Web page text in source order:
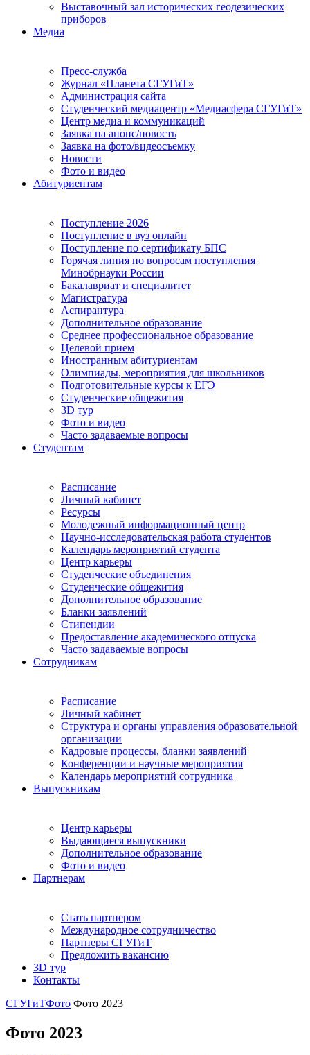
Выставочный зал исторических геодезических
приборов
Медиа
Пресс-служба
Журнал «Планета СГУГиТ»
Администрация сайта
Студенческий медиацентр «Медиасфера СГУГиТ»
Центр медиа и коммуникаций
Заявка на анонс/новость
Заявка на фото/видеосъемку
Новости
Фото и видео
Абитуриентам
Поступление 2026
Поступление в вуз онлайн
Поступление по сертификату БПС
Горячая линия по вопросам поступления
Минобрнауки России
Бакалавриат и специалитет
Магистратура
Аспирантура
Дополнительное образование
Среднее профессиональное образование
Целевой прием
Иностранным абитуриентам
Олимпиады, мероприятия для школьников
Подготовительные курсы к ЕГЭ
Студенческие общежития
3D тур
Фото и видео
Часто задаваемые вопросы
Студентам
Расписание
Личный кабинет
Ресурсы
Молодежный информационный центр
Научно-исследовательская работа студентов
Календарь мероприятий студента
Центр карьеры
Студенческие объединения
Студенческие общежития
Дополнительное образование
Бланки заявлений
Стипендии
Предоставление академического отпуска
Часто задаваемые вопросы
Сотрудникам
Расписание
Личный кабинет
Структура и органы управления образовательной
организации
Кадровые процессы, бланки заявлений
Конференции и научные мероприятия
Календарь мероприятий сотрудника
Выпускникам
Центр карьеры
Выдающиеся выпускники
Дополнительное образование
Фото и видео
Партнерам
Стать партнером
Международное сотрудничество
Партнеры СГУГиТ
Предложить вакансию
3D тур
Контакты
СГУГиТФото Фото 2023
Фото 2023